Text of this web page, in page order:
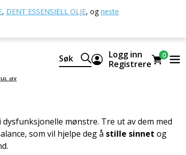
, DENT ESSENSIELL OLJE, ogneste
Søk
Logg inn
Registrere
0
eterisk olje
olje
oljeblanding
av
i dysfunksjonelle mønstre. Tre ut av dem med
som vil hjelpe deg å stille sinnet og